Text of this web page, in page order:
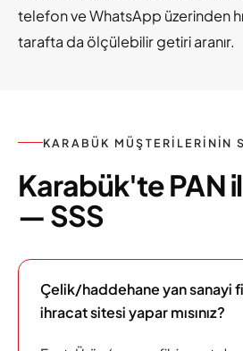
telefon ve WhatsApp üzerinden
tarafta da ölçülebilir getiri aranır.
KARABÜK MÜŞTERILERININ
Karabük'te PAN
— SSS
Çelik/haddehane yan sanayi
ihracat sitesi yapar mısınız?